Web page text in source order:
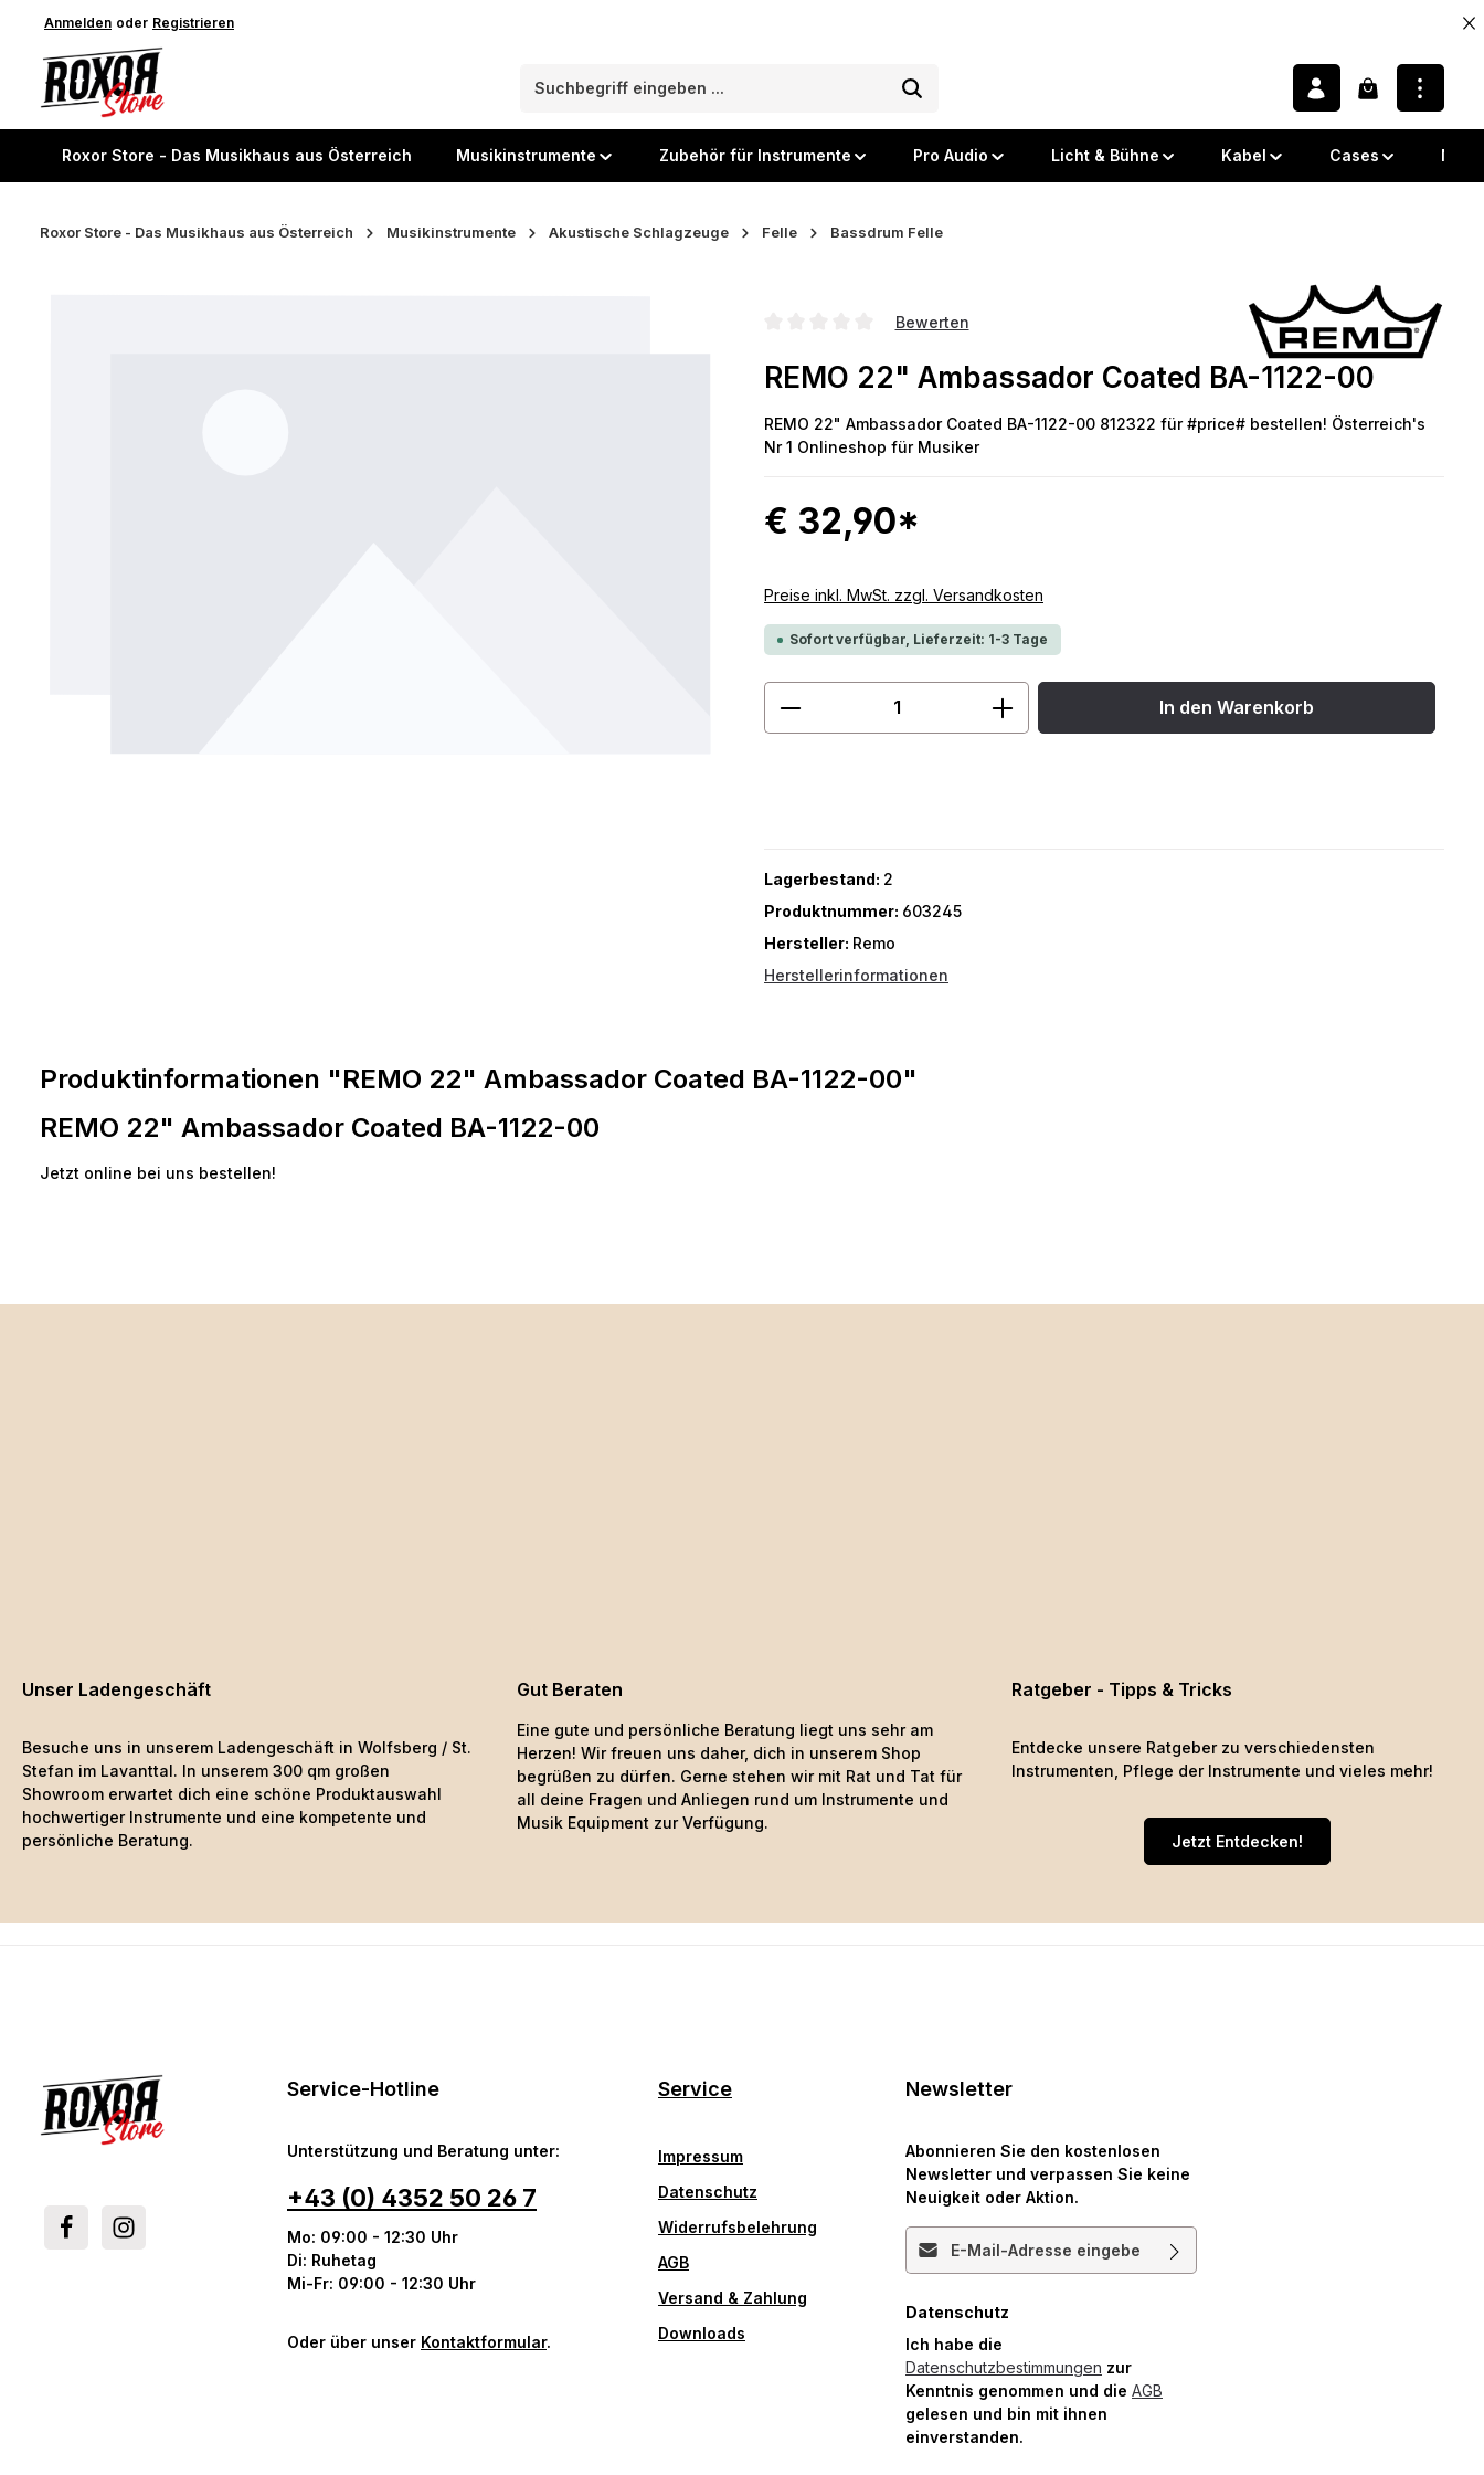
Zur Hauptnavigation springen
Anmelden oder Registrieren
Warenkorb
Roxor Store - Das Musikhaus aus Österreich Musikinstrumente Zubehör für Instrumente Pro Audio Licht & Bühne Kabel Cases
Roxor Store - Das Musikhaus aus Österreich Musikinstrumente Akustische Schlagzeuge Felle Bassdrum Felle
Bewerten
REMO 22" Ambassador Coated BA-1122-00
REMO 22" Ambassador Coated BA-1122-00 812322 für #price# bestellen! Österreich's
Nr 1 Onlineshop für Musiker
€ 32,90*
Preise inkl. MwSt. zzgl. Versandkosten
Sofort verfügbar, Lieferzeit: 1-3 Tage
Produkt Anzahl: Gib den gewünschten Wert ein oder
In den Warenkorb
Lagerbestand: 2
Produktnummer: 603245
Hersteller: Remo
Herstellerinformationen
Produktinformationen "REMO 22" Ambassador Coated BA-1122-00"
REMO 22" Ambassador Coated BA-1122-00
Jetzt online bei uns bestellen!
Unser Ladengeschäft
Besuche uns in unserem Ladengeschäft in Wolfsberg / St.
Stefan im Lavanttal. In unserem 300 qm großen
Showroom erwartet dich eine schöne Produktauswahl
hochwertiger Instrumente und eine kompetente und
persönliche Beratung.
Gut Beraten
Eine gute und persönliche Beratung liegt uns sehr am
Herzen! Wir freuen uns daher, dich in unserem Shop
begrüßen zu dürfen. Gerne stehen wir mit Rat und Tat für
all deine Fragen und Anliegen rund um Instrumente und
Musik Equipment zur Verfügung.
Ratgeber - Tipps & Tricks
Entdecke unsere Ratgeber zu verschiedensten
Instrumenten, Pflege der Instrumente und vieles mehr!
Jetzt Entdecken!
Service-Hotline
Unterstützung und Beratung unter:
+43 (0) 4352 50 26 7
Mo: 09:00 - 12:30 Uhr
Di: Ruhetag
Mi-Fr: 09:00 - 12:30 Uhr
Oder über unser Kontaktformular.
Service
Impressum
Datenschutz
Widerrufsbelehrung
AGB
Versand & Zahlung
Downloads
Newsletter
Abonnieren Sie den kostenlosen
Newsletter und verpassen Sie keine
Neuigkeit oder Aktion.
E-Mail-Adresse*
Datenschutz
Ich habe die
Datenschutzbestimmungen zur
Kenntnis genommen und die AGB
gelesen und bin mit ihnen
einverstanden.